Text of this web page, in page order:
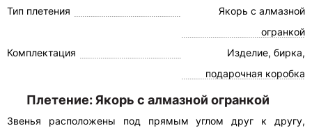
Тип плетения
Якорь с алмазной
огранкой
Комплектация
Изделие, бирка,
подарочная коробка
Плетение: Якорь с алмазной огранкой
Звенья расположены под прямым углом друг к другу,